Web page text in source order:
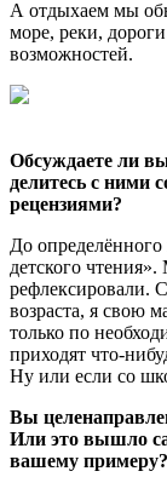
А отдыхаем мы
море, реки,
возможностей.
Обсуждаете ли
делитесь с ними
рецензиями?
До определённого
детского
рефлексировали.
возраста, я свою
только по
приходят что-
Ну или если со
Вы
Или это вышло
вашему примеру?